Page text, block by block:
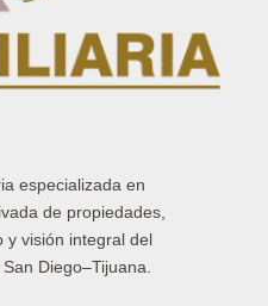
especializada en
de propiedades,
y visión integral del
Diego–Tijuana.